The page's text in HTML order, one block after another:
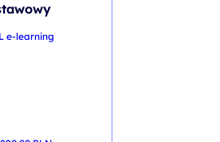
e-learning